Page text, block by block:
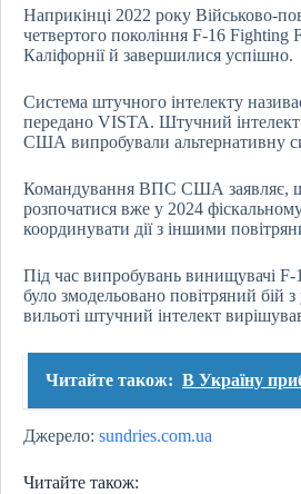
Наприкінці 2022 року Військово-
четвертого покоління F-16
Каліфорнії й завершилися успішно.
Система штучного інтелекту
передано VISTA. Штучний інтелект
США випробували альтернативну
Командування ВПС США заявляє, що
розпочатися вже у 2024
координувати дії з іншими
Під час випробувань винищувачі
було змодельовано повітряний
вильоті штучний інтелект
Читайте також: В Україну
Джерело: sundries.com.ua
Читайте також: